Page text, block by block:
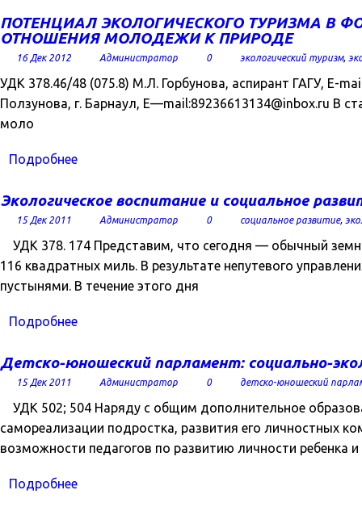
ПОТЕНЦИАЛ ЭКОЛОГИЧЕСКОГО ТУРИЗМА В
ОТНОШЕНИЯ МОЛОДЕЖИ К ПРИРОДЕ
16 Дек 2012 Администратор 0 экологический туризм,
УДК 378.46/48 (075.8) М.Л. Горбунова, аспирант ГАГУ, E-
Ползунова, г. Барнаул, E—mail:89236613134@inbox.ru В
моло
Подробнее
Экологическое воспитание и социальное
15 Дек 2011 Администратор 0 социальное развитие,
УДК 378. 174 Представим, что сегодня — обычный
116 квадратных миль. В результате непутевого
пустынями. В течение этого дня
Подробнее
Детско-юношеский парламент: социально-
15 Дек 2011 Администратор 0 детско-юношеский
УДК 502; 504 Наряду с общим дополнительное
самореализации подростка, развития его личностных
возможности педагогов по развитию личности ребенка
Подробнее